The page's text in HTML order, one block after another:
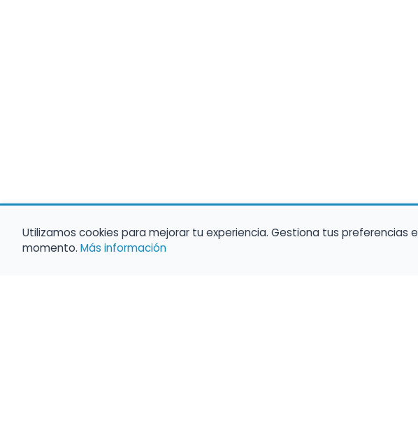
Utilizamos cookies para mejorar tu experiencia. Gestiona tus preferencias
momento. Más información